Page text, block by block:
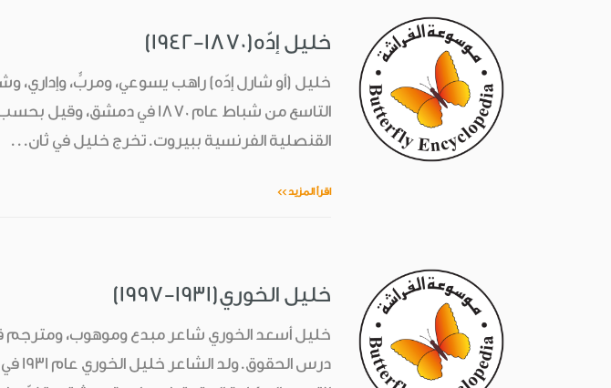
خليل إدّه(1870-1942)
التاسع من شباط عام 1870 في
القنصلية الفرنسية ببيروت.تخرج خليل في ثان...
اقرأ المزيد >>
خليل الخوري(1931-1997)
خليل أسعد الخوري شاعر مبدع وموهوب، ومترجم
درس